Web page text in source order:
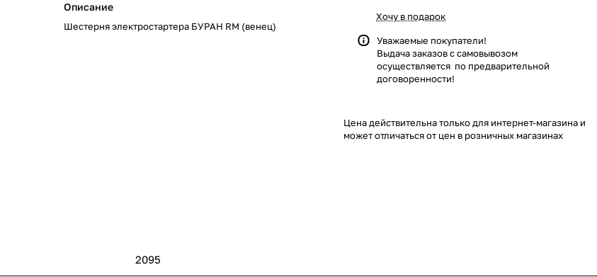
Описание
Шестерня электростартера БУРАН RM (венец)
Хочу в подарок
Уважаемые покупатели!
Выдача заказов с самовывозом
осуществляется по предварительной
договоренности!
Цена действительна только для интернет-магазина и
может отличаться от цен в розничных магазинах
2095